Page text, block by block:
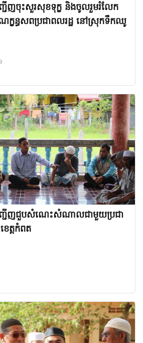
ើញចុះសួរសុខទុក្ខ និងចូលរួមរំលែក
ក្ខន្ធសពប្រជាពលរដ្ឋ នៅស្រុកទឹកឈូ
ជើញជួបសំណេះសំណាលជាមួយប្រជា
ត្តកំពត